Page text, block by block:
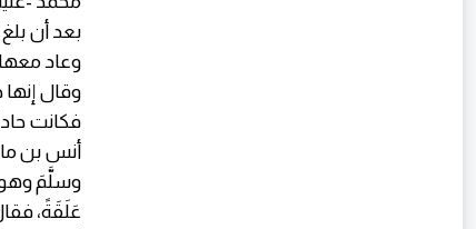
بعد أن
وعاد
وقال
أنس بن
وسلَّمَ وهو
عَلَقَةً،